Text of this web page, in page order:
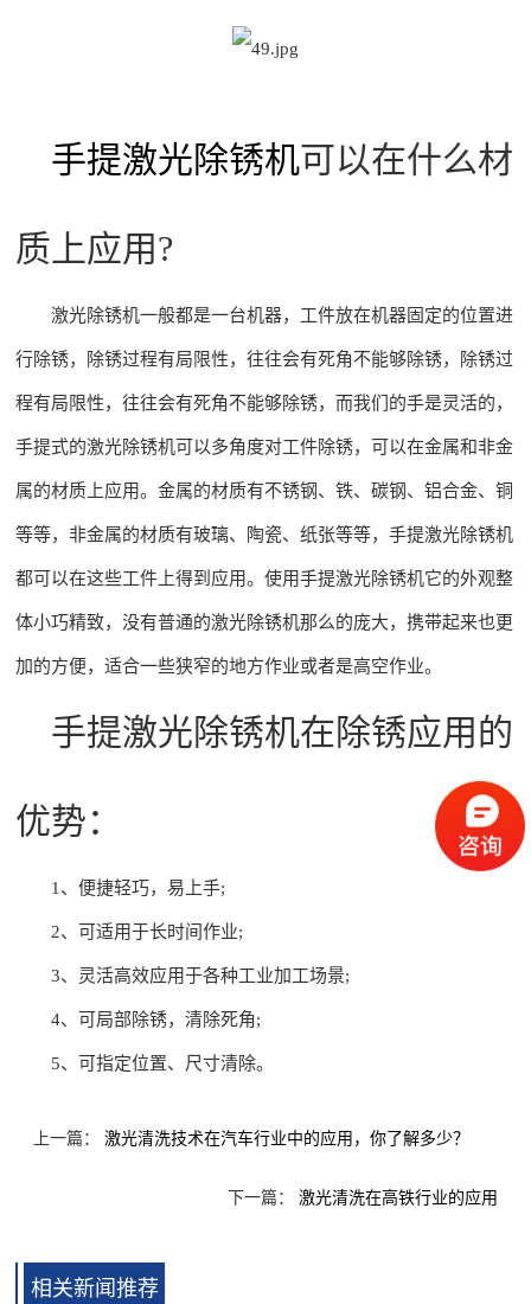
手提激光除锈机可以在什么材
质上应用?
激光除锈机一般都是一台机器，工件放在机器固定的位置进
行除锈，除锈过程有局限性，往往会有死角不能够除锈，除锈过
程有局限性，往往会有死角不能够除锈，而我们的手是灵活的，
手提式的激光除锈机可以多角度对工件除锈，可以在金属和非金
属的材质上应用。金属的材质有不锈钢、铁、碳钢、铝合金、铜
等等，非金属的材质有玻璃、陶瓷、纸张等等，手提激光除锈机
都可以在这些工件上得到应用。使用手提激光除锈机它的外观整
体小巧精致，没有普通的激光除锈机那么的庞大，携带起来也更
加的方便，适合一些狭窄的地方作业或者是高空作业。
手提激光除锈机在除锈应用的
优势：
1、便捷轻巧，易上手;
2、可适用于长时间作业;
3、灵活高效应用于各种工业加工场景;
4、可局部除锈，清除死角;
5、可指定位置、尺寸清除。
上一篇： 激光清洗技术在汽车行业中的应用，你了解多少？
下一篇： 激光清洗在高铁行业的应用
相关新闻推荐